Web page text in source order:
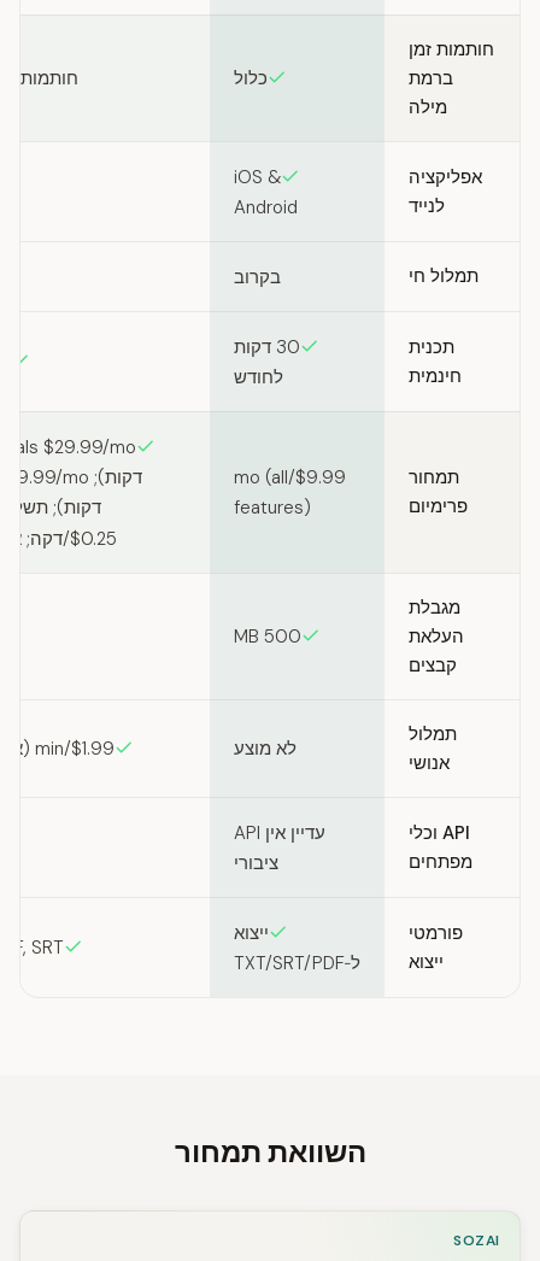
חותמות זמן
ברמת
מילה
כלול חותמות
אפליקציה
לנייד
iOS &
Android
תמלול חי בקרוב
תכנית
חינמית
30 דקות
לחודש
תמחור
פרימיום
$9.99/mo (all
features)
$0.25/דקה; אנושי $1.99/דקה
מגבלת
העלאת
קבצים
500 MB
תמלול
אנושי
לא מוצע $1.99/min (אנושי, 99% דיוק)
API וכלי
מפתחים
עדיין אין API
ציבורי
פורמטי
ייצוא
ייצוא
ל‑TXT/SRT/PDF
SRT
השוואת תמחור
SOZAI